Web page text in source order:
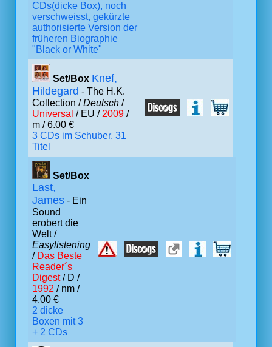
CDs(dicke Box), noch
verschweisst, gekürzte
authorisierte Version der
früheren Biographie
"Black or White"
Set/Box Knef,
Hildegard - The H.K.
Collection /Deutsch /
Universal / EU / 2009 /
m / 6.00 €
3 CDs im Schuber, 31
Titel
Set/Box
Last,
James - Ein
Sound
erobert die
Welt /
Easylistening
/ Das Beste
Reader´s
Digest/ D /
1992 / nm /
4.00 €
2 dicke
Boxen mit 3
+ 2 CDs